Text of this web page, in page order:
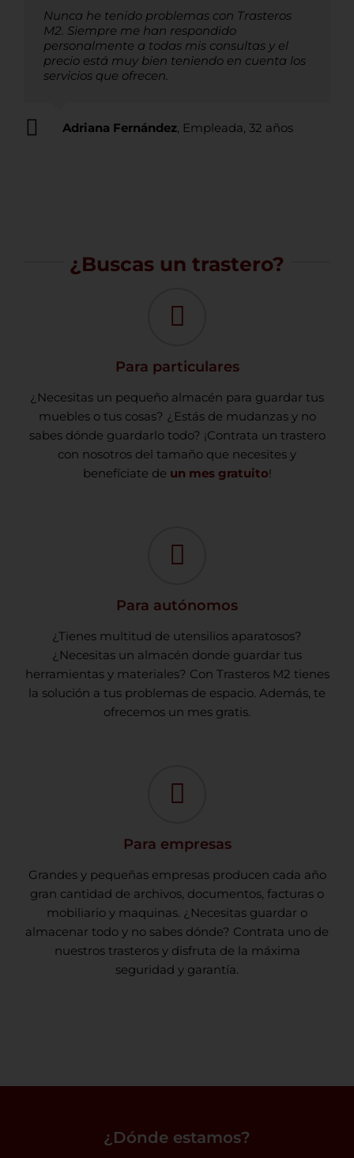
Nunca he tenido problemas con Trasteros
M2. Siempre me han respondido
personalmente a todas mis consultas y el
precio está muy bien teniendo en cuenta los
servicios que ofrecen.
Adriana Fernández, Empleada, 32 años
¿Buscas un trastero?
Para particulares
¿Necesitas un pequeño almacén para guardar tus
muebles o tus cosas? ¿Estás de mudanzas y no
sabes dónde guardarlo todo? ¡Contrata un trastero
con nosotros del tamaño que necesites y
benefíciate de un mes gratuito!
Para autónomos
¿Tienes multitud de utensilios aparatosos?
¿Necesitas un almacén donde guardar tus
herramientas y materiales? Con Trasteros M2 tienes
la solución a tus problemas de espacio. Además, te
ofrecemos un mes gratis.
Para empresas
Grandes y pequeñas empresas producen cada año
gran cantidad de archivos, documentos, facturas o
mobiliario y maquinas. ¿Necesitas guardar o
almacenar todo y no sabes dónde? Contrata uno de
nuestros trasteros y disfruta de la máxima
seguridad y garantía.
¿Dónde estamos?